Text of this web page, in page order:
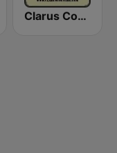
Clarus Country